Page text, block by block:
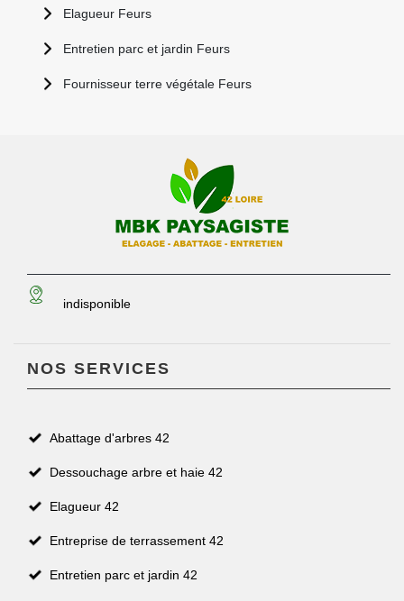
Elagueur Feurs
Entretien parc et jardin Feurs
Fournisseur terre végétale Feurs
indisponible
NOS SERVICES
Abattage d'arbres 42
Dessouchage arbre et haie 42
Elagueur 42
Entreprise de terrassement 42
Entretien parc et jardin 42